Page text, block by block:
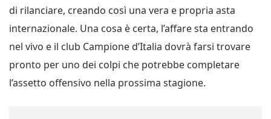
di rilanciare, creando così una vera e propria asta
internazionale. Una cosa è certa, l’affare sta entrando
nel vivo e il club Campione d’Italia dovrà farsi trovare
pronto per uno dei colpi che potrebbe completare
l’assetto offensivo nella prossima stagione.